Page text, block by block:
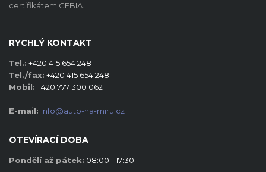
certifikátem CEBIA.
RYCHLÝ KONTAKT
Tel.: +420 415 654 248
Tel./fax: +420 415 654 248
Mobil: +420 777 300 062
E-mail: info@auto-na-miru.cz
OTEVÍRACÍ DOBA
Pondělí až pátek: 08:00 - 17:30